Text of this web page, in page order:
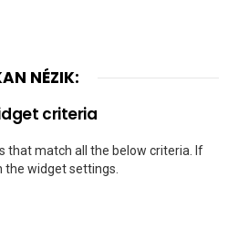
NÉZIK:
criteria
that match all the below criteria. If
the widget settings.